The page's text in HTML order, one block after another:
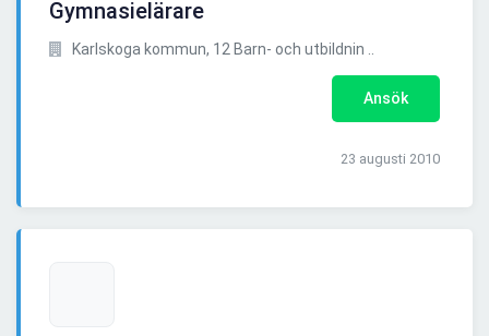
Gymnasielärare
Karlskoga kommun, 12 Barn- och utbildnin ..
Ansök
23 augusti 2010